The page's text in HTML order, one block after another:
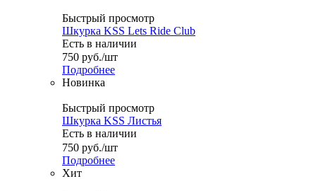
Быстрый просмотр
Шкурка KSS Lets Ride Club
Есть в наличии
750 руб./шт
Подробнее
Новинка
Быстрый просмотр
Шкурка KSS Листья
Есть в наличии
750 руб./шт
Подробнее
Хит